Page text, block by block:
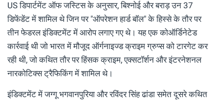
US डिपार्टमेंट ऑफ जस्टिस के अनुसार, बिश्नोई और बराड़ उन 37
डिफेंडेंट में शामिल थे जिन पर "ऑपरेशन हार्ड बॉल" के हिस्से के तौर पर
तीन फेडरल इंडिक्टमेंट में आरोप लगाए गए थे। यह एक कोऑर्डिनेटेड
कार्रवाई थी जो भारत में मौजूद ऑर्गनाइज्ड क्राइम ग्रुप्स को टारगेट कर
रही थी, जो कथित तौर पर हिंसक क्राइम, एक्सटॉर्शन और इंटरनेशनल
नारकोटिक्स ट्रैफिकिंग में शामिल थे।
इंडिक्टमेंट में जग्गू भगवानपुरिया और रविंदर सिंह ढांडा समेत दूसरे कथित